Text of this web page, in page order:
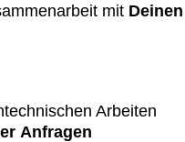
mit
Arbeiten
Anfragen